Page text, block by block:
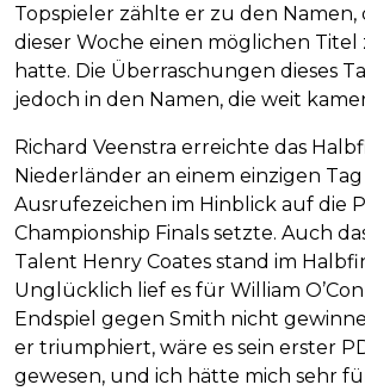
Topspieler zählte er zu den Namen,
dieser Woche einen möglichen
hatte. Die Überraschungen dieses
jedoch in den Namen, die weit
Richard Veenstra erreichte das
Niederländer an einem einzigen
Ausrufezeichen im Hinblick auf die
Championship Finals setzte. Auch
Talent Henry Coates stand im
Unglücklich lief es für William
Endspiel gegen Smith nicht
er triumphiert, wäre es sein erster
gewesen, und ich hätte mich sehr